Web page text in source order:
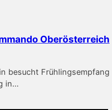
Oberösterreich
besucht
in…